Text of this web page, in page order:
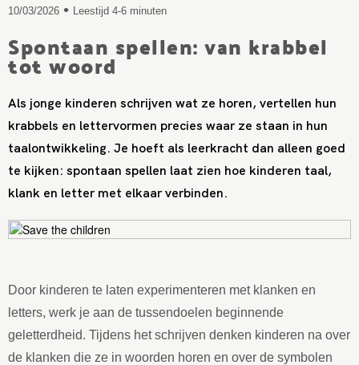
10/03/2026 • Leestijd 4-6 minuten
Spontaan spellen: van krabbel
tot woord
Als jonge kinderen schrijven wat ze horen, vertellen hun
krabbels en lettervormen precies waar ze staan in hun
taalontwikkeling. Je hoeft als leerkracht dan alleen goed
te kijken: spontaan spellen laat zien hoe kinderen taal,
klank en letter met elkaar verbinden.
Door kinderen te laten experimenteren met klanken en
letters, werk je aan de tussendoelen beginnende
geletterdheid. Tijdens het schrijven denken kinderen na over
de klanken die ze in woorden horen en over de symbolen